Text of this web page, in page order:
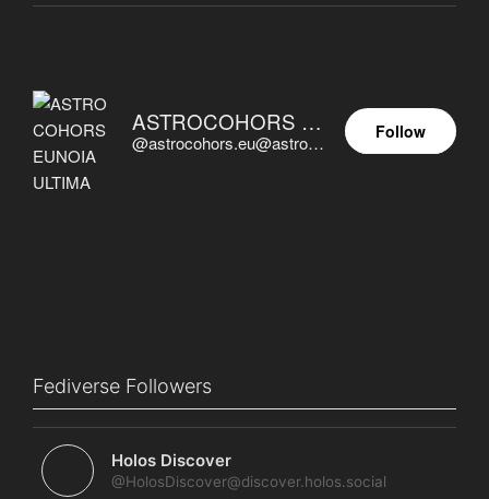
ASTROCOHORS EUNOIA ULTIMA
@astrocohors.eu@astrocohors.eu
Follow
Fediverse Followers
Holos Discover
@HolosDiscover@discover.holos.social